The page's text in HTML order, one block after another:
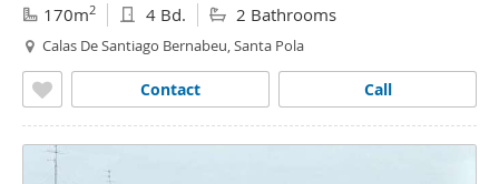
170m2 4 Bd. 2 Bathrooms
Calas De Santiago Bernabeu, Santa Pola
Call
Contact